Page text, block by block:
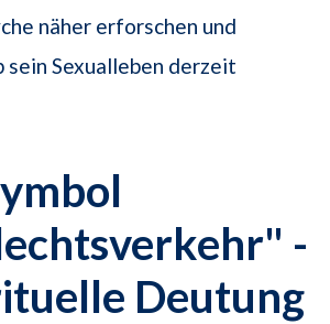
näher erforschen und
Sexualleben derzeit
-
Deutung